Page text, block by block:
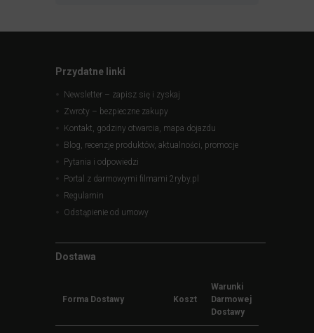
Przydatne linki
Newsletter – zapisz się i zyskaj
Zwroty – bezpieczne zakupy
Kontakt, godziny otwarcia, mapa dojazdu
Blog, recenzje produktów, aktualności, promocje
Pytania i odpowiedzi
Portal z darmowymi filmami 2ryby.pl
Regulamin
Odstąpienie od umowy
Dostawa
Forma Dostawy Koszt
Warunki
Darmowej
Dostawy